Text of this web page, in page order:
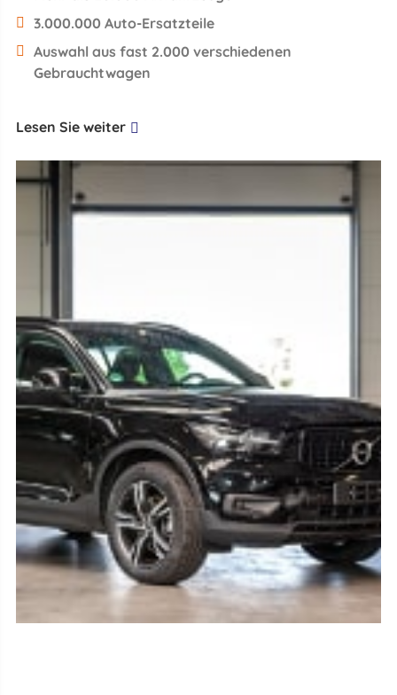
3.000.000 Auto-Ersatzteile
Auswahl aus fast 2.000 verschiedenen
Gebrauchtwagen
Lesen Sie weiter